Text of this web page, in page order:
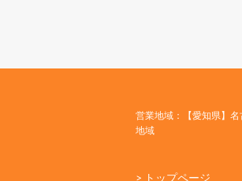
営業地域：【愛知県】
地域
> トップページ